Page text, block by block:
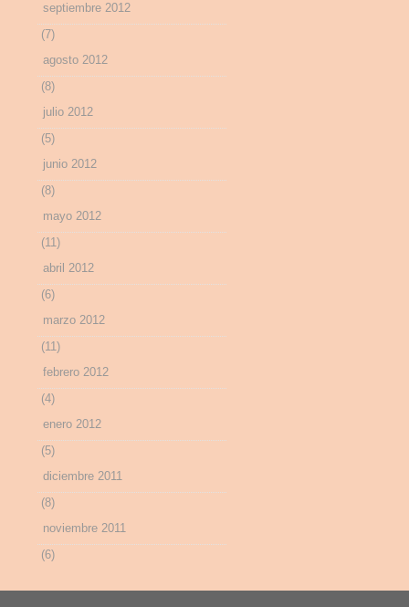
septiembre 2012
(7)
agosto 2012
(8)
julio 2012
(5)
junio 2012
(8)
mayo 2012
(11)
abril 2012
(6)
marzo 2012
(11)
febrero 2012
(4)
enero 2012
(5)
diciembre 2011
(8)
noviembre 2011
(6)